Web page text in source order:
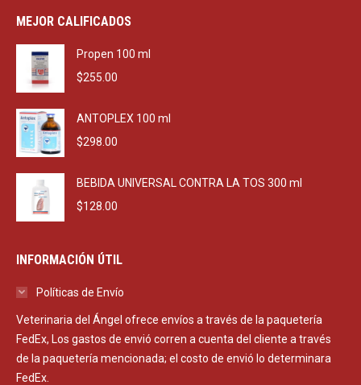
was:
MEJOR CALIFICADOS
Propen 100 ml
$255.00
ANTOPLEX 100 ml
$298.00
BEBIDA UNIVERSAL CONTRA LA TOS 300 ml
$128.00
INFORMACIÓN ÚTIL
Políticas de Envío
Veterinaria del Ángel ofrece envíos a través de la paquetería
FedEx, Los gastos de envió corren a cuenta del cliente a través
de la paquetería mencionada; el costo de envió lo determinara
FedEx.